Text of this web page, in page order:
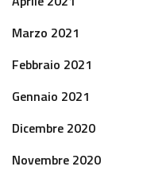
Marzo 2021
Febbraio 2021
Gennaio 2021
Dicembre 2020
Novembre 2020